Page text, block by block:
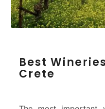
Best
Crete